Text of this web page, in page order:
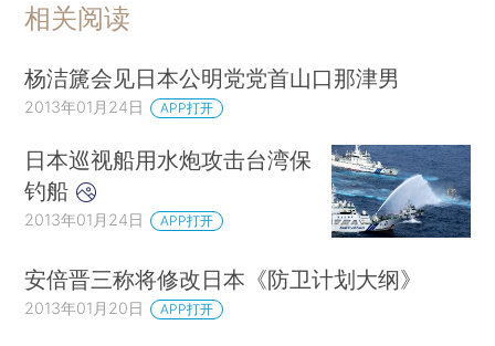
相关阅读
杨洁篪会见日本公明党党首山口那津男
2013年01月24日 APP打开
日本巡视船用水炮攻击台湾保
钓船
2013年01月24日 APP打开
安倍晋三称将修改日本《防卫计划大纲》
2013年01月20日 APP打开